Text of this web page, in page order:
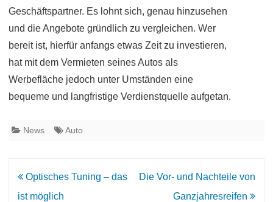
Geschäftspartner. Es lohnt sich, genau hinzusehen
und die Angebote gründlich zu vergleichen. Wer
bereit ist, hierfür anfangs etwas Zeit zu investieren,
hat mit dem Vermieten seines Autos als
Werbefläche jedoch unter Umständen eine
bequeme und langfristige Verdienstquelle aufgetan.
News Auto
Beitrags-
Navigation
Optisches Tuning – das
ist möglich
Die Vor- und Nachteile von
Ganzjahresreifen